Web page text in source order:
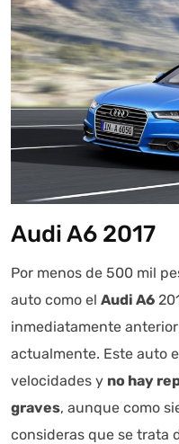
Audi A6 2017
Por menos de 500 mil
auto como el Audi A6
inmediatamente
actualmente. Este auto
velocidades y no hay
graves, aunque como
consideras que se trata